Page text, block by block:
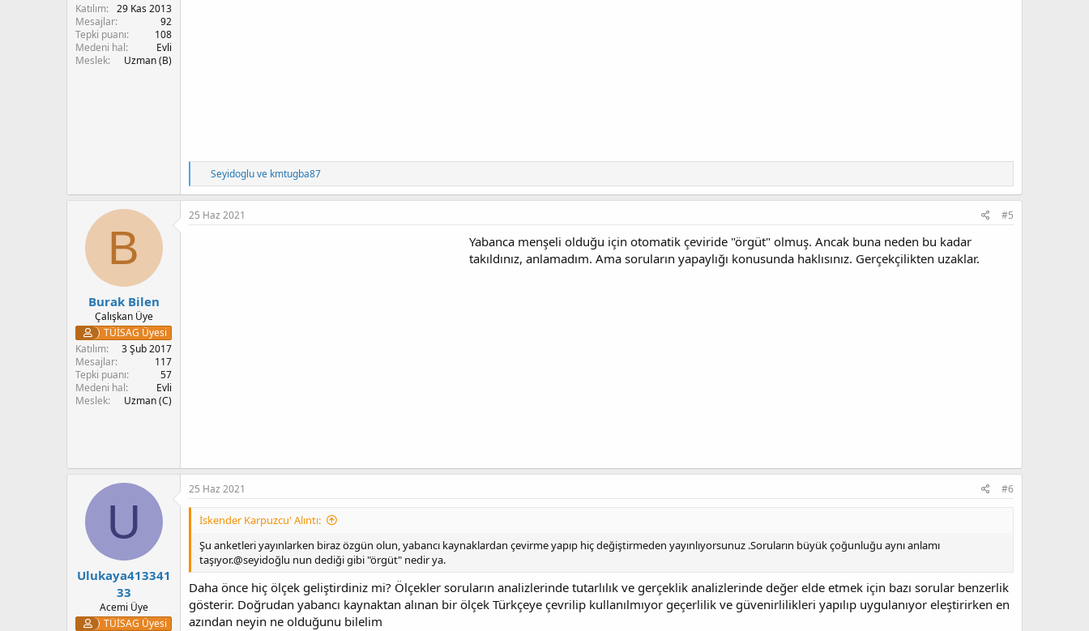
Katılım
29 Kas 2013
Mesajlar
92
Tepki puanı
108
Medeni hal
Evli
Meslek
Uzman (B)
T
e
p
k
Seyidogluve kmtugba87
B
Burak Bilen
Çalışkan Üye
TÜİSAG Üyesi
Katılım
3 Şub 2017
Mesajlar
117
Tepki puanı
57
Medeni hal
Evli
Meslek
Uzman (C)
25 Haz 2021 #5
Yabanca menşeli olduğu için otomatik çeviride "örgüt" olmuş. Ancak buna neden bu kadar
takıldınız, anlamadım. Ama soruların yapaylığı konusunda haklısınız. Gerçekçilikten uzaklar.
U
Ulukaya413341
33
Acemi Üye
TÜİSAG Üyesi
25 Haz 2021 #6
İskender Karpuzcu' Alıntı:
Şu anketleri yayınlarken biraz özgün olun, yabancı kaynaklardan çevirme yapıp hiç değiştirmeden yayınlıyorsunuz .Soruların büyük çoğunluğu aynı anlamı
taşıyor.@seyidoğlu nun dediği gibi "örgüt" nedir ya.
Daha önce hiç ölçek geliştirdiniz mi? Ölçekler soruların analizlerinde tutarlılık ve gerçeklik analizlerinde değer elde etmek için bazı sorular benzerlik
gösterir. Doğrudan yabancı kaynaktan alınan bir ölçek Türkçeye çevrilip kullanılmıyor geçerlilik ve güvenirlilikleri yapılıp uygulanıyor eleştirirken en
azından neyin ne olduğunu bilelim